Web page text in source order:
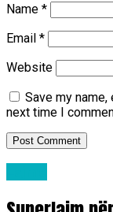
Name *
Email *
Website
Save my
next time I